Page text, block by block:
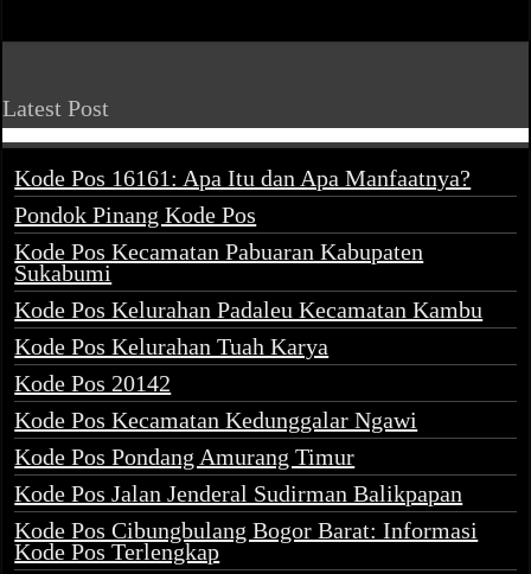
Latest Post
Kode Pos 16161: Apa Itu dan Apa Manfaatnya?
Pondok Pinang Kode Pos
Kode Pos Kecamatan Pabuaran Kabupaten
Sukabumi
Kode Pos Kelurahan Padaleu Kecamatan Kambu
Kode Pos Kelurahan Tuah Karya
Kode Pos 20142
Kode Pos Kecamatan Kedunggalar Ngawi
Kode Pos Pondang Amurang Timur
Kode Pos Jalan Jenderal Sudirman Balikpapan
Kode Pos Cibungbulang Bogor Barat: Informasi
Kode Pos Terlengkap